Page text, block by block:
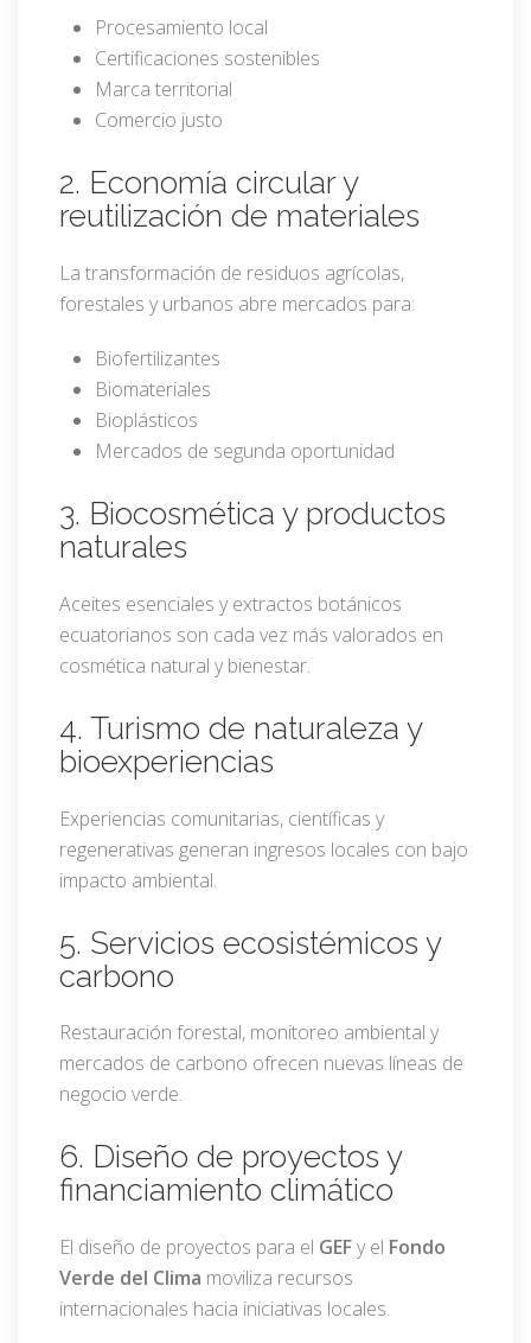
Procesamiento local
Certificaciones sostenibles
Marca territorial
Comercio justo
2. Economía circular y
reutilización de materiales
La transformación de residuos agrícolas,
forestales y urbanos abre mercados para:
Biofertilizantes
Biomateriales
Bioplásticos
Mercados de segunda oportunidad
3. Biocosmética y productos
naturales
Aceites esenciales y extractos botánicos
ecuatorianos son cada vez más valorados en
cosmética natural y bienestar.
4. Turismo de naturaleza y
bioexperiencias
Experiencias comunitarias, científicas y
regenerativas generan ingresos locales con bajo
impacto ambiental.
5. Servicios ecosistémicos y
carbono
Restauración forestal, monitoreo ambiental y
mercados de carbono ofrecen nuevas líneas de
negocio verde.
6. Diseño de proyectos y
financiamiento climático
El diseño de proyectos para el GEFy el Fondo
Verde del Clima moviliza recursos
internacionales hacia iniciativas locales.